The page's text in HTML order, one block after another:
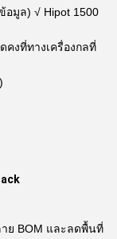
อมูล) √ Hipot 1500
คงที่ทางเครื่องกลที่
ย BOM และลดพื้นที่